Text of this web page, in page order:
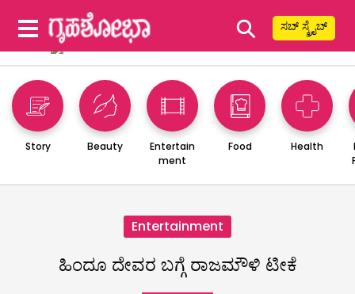
⚲ ಸಬ್ ಸ್ಕ್ರೈಬ್
Story Beauty
Entertain
ment
Food Health
Entertainment
ಹಿಂದೂ ದೇವರ ಬಗ್ಗೆ ರಾಜಮೌಳಿ ಟೀಕೆ